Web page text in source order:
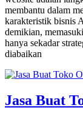
membantu dalam
karakteristik bisnis
demikian,
hanya sekadar
diabaikan
Jasa Buat